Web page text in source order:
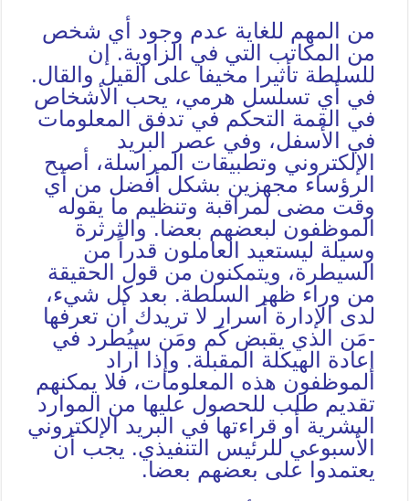
من المهم للغاية عدم وجود أي شخص
من المكاتب التي في الزاوية. إن
للسلطة تأثيرا مخيفا على القيل والقال.
في أي تسلسل هرمي، يحب الأشخاص
في القمة التحكم في تدفق المعلومات
في الأسفل، وفي عصر البريد
الإلكتروني وتطبيقات المراسلة، أصبح
الرؤساء مجهزين بشكل أفضل من أي
وقت مضى لمراقبة وتنظيم ما يقوله
الموظفون لبعضهم بعضا. والثرثرة
وسيلة ليستعيد العاملون قدراً من
السيطرة، ويتمكنون من قول الحقيقة
من وراء ظهر السلطة. بعد كل شيء،
لدى الإدارة أسرار لا تريدك أن تعرفها
-مَن الذي يقبض كَم ومَن سيُطرد في
إعادة الهيكلة المقبلة. وإذا أراد
الموظفون هذه المعلومات، فلا يمكنهم
تقديم طلب للحصول عليها من الموارد
البشرية أو قراءتها في البريد الإلكتروني
الأسبوعي للرئيس التنفيذي. يجب أن
يعتمدوا على بعضهم بعضا.